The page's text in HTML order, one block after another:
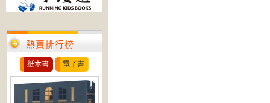
熱賣排行榜
紙本書 電子書